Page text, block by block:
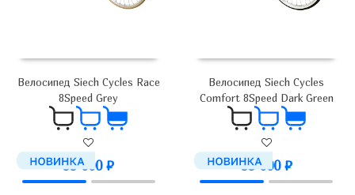
Велосипед Siech Cycles Race
8Speed Grey
99 000₽
Велосипед Siech Cycles
Comfort 8Speed Dark Green
99 000 ₽